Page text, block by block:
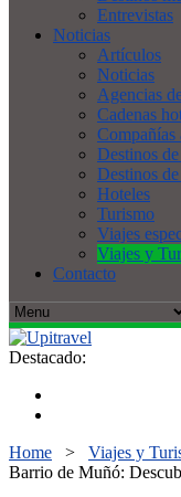
Entrevistas
Noticias
Artículos
Noticias
Agencias
Cadenas
Compañías
Destinos
Destinos
Hoteles
Turismo
Viajes
Viajes y
Contacto
Destacado:
Home > Viajes y
Barrio de Muñó: